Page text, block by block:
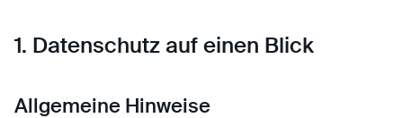
1. Datenschutz auf einen Blick
Allgemeine Hinweise